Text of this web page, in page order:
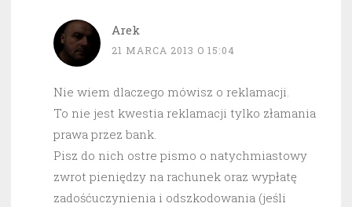
Arek
21 MARCA 2013 O 15:04
Nie wiem dlaczego mówisz o reklamacji.
To nie jest kwestia reklamacji tylko złamania
prawa przez bank.
Pisz do nich ostre pismo o natychmiastowy
zwrot pieniędzy na rachunek oraz wypłatę
zadośćuczynienia i odszkodowania (jeśli